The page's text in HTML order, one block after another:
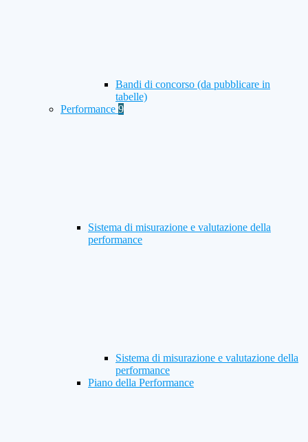
Bandi di concorso (da pubblicare in
tabelle)
Performance 9
Sistema di misurazione e valutazione della
performance
Sistema di misurazione e valutazione della
performance
Piano della Performance